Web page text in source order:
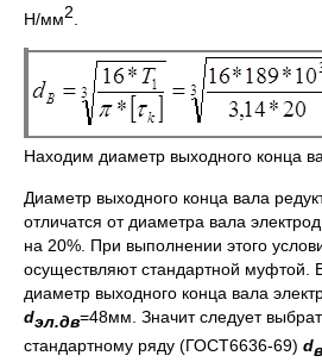
Н/мм2
Находим диаметр выходного конца
Диаметр выходного конца вала
отличатся от диаметра вала
на 20%. При выполнении этого
осуществляют стандартной муфтой.
диаметр выходного конца вала
dэл.дв=48мм. Значит следует
стандартному ряду (ГОСТ6636-69) dв